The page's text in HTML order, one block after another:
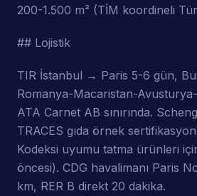
200-1.500 m² (TİM koordineli
## Lojistik
TIR İstanbul → Paris 5-6 gün,
Romanya-Macaristan-
ATA Carnet AB sınırında.
TRACES gıda örnek
Kodeksi uyumu tatma ürünleri
öncesi). CDG havalimanı Paris
km, RER B direkt 20 dakika.